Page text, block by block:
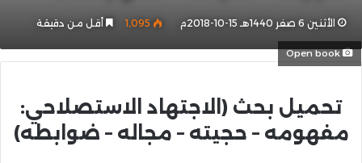
الأثنين 6 صفر 1440هـ 15-10-2018م 1٬095 أقل من دقيقة
تحميل بحث (الاجتهاد الاستصلاحي:
مفهومه – حجيته – مجاله – ضوابطه)